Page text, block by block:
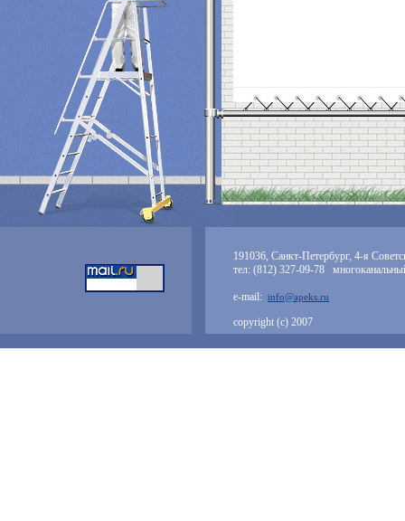
191036, Санкт-Петербург, 4-я
тел: (812) 327-09-78
e-mail: info@apeks.ru
copyright (с) 2007